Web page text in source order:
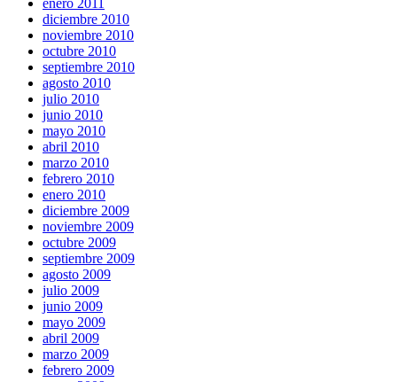
enero 2011
diciembre 2010
noviembre 2010
octubre 2010
septiembre 2010
agosto 2010
julio 2010
junio 2010
mayo 2010
abril 2010
marzo 2010
febrero 2010
enero 2010
diciembre 2009
noviembre 2009
octubre 2009
septiembre 2009
agosto 2009
julio 2009
junio 2009
mayo 2009
abril 2009
marzo 2009
febrero 2009